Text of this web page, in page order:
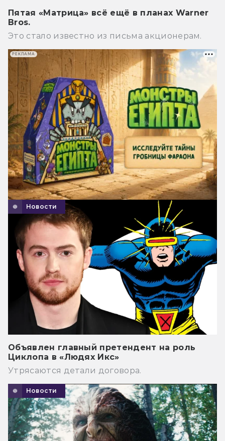
Пятая «Матрица» всё ещё в планах Warner
Bros.
Это стало известно из письма акционерам.
Новости
Объявлен главный претендент на роль
Циклопа в «Людях Икс»
Утрясаются детали договора.
Новости
РЕКЛАМА